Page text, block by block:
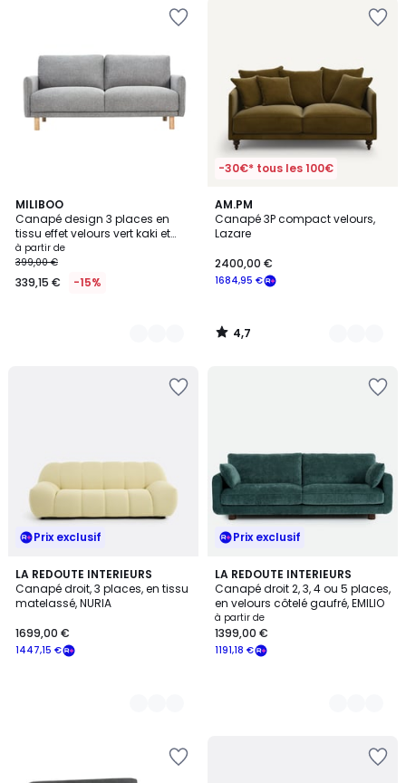
MILIBOO
Canapé design 3 places en
tissu effet velours vert kaki et
bois clair BONO
à partir de
399,00 €
339,15 € -15%
4
Couleurs
-30€* tous les 100€
AM.PM
Canapé 3P compact velours,
Lazare
1684,95 €
2400,00 €
4,7
/ 5
16
Couleurs
4,7
/
Prix exclusif
LA REDOUTE INTERIEURS
Canapé droit, 3 places, en tissu
matelassé, NURIA
1447,15 €
1699,00 €
3
Couleurs
Prix exclusif
LA REDOUTE INTERIEURS
Canapé droit 2, 3, 4 ou 5 places,
en velours côtelé gaufré, EMILIO
à partir de
1191,18 €
1399,00 €
5
Couleurs